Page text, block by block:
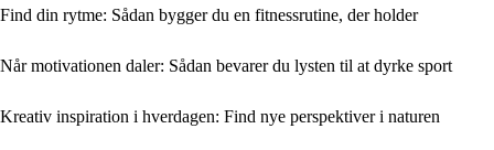
Find din rytme: Sådan bygger du en fitnessrutine, der holder
Når motivationen daler: Sådan bevarer du lysten til at dyrke sport
Kreativ inspiration i hverdagen: Find nye perspektiver i naturen